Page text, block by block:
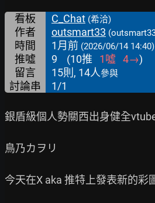
看板 C_Chat (希洽)
作者 outsmart33
時間 1月前 (2026/06/14 14:40)
推噓 9 (10推 1噓 4→)
留言
15則, 14人參與
討論串 1/1
銀盾級個人勢關西出身健全
鳥乃カヲリ
今天在X aka 推特上發表新的彩